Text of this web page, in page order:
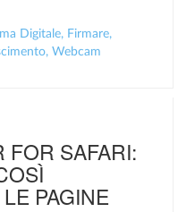
Digitale, Firmare,
, Webcam
FOR SAFARI:
PAGINE